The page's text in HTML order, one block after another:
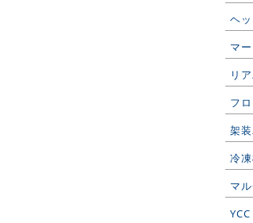
ヘ
マ
リ
フ
架
冷
マ